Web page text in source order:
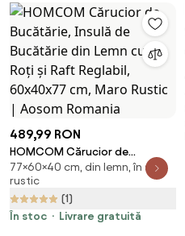
489,99 RON
HOMCOM Cărucior de
Bucătărie, Insulă de Bucătărie
din Lemn cu 4 Roți și Raft
Reglabil, 60x40x77 cm, Maro
Rustic | Aosom Romania
77×60×40 cm, din lemn, în stil
rustic
(1)
În stoc
Livrare gratuită